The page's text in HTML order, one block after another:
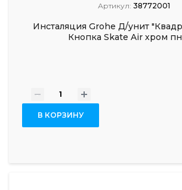
Артикул: 38772001
Инсталяция Grohe Д/унит
Кнопка Skate Air хром
- +
В КОРЗИНУ